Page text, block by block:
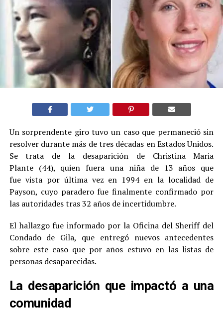
Un sorprendente giro tuvo un caso que permaneció sin
resolver durante más de tres décadas en Estados Unidos.
Se trata de la desaparición de Christina Maria
Plante (44), quien fuera una niña de 13 años que
fue vista por última vez en 1994 en la localidad de
Payson, cuyo paradero fue finalmente confirmado por
las autoridades tras 32 años de incertidumbre.
El hallazgo fue informado por la Oficina del Sheriff del
Condado de Gila, que entregó nuevos antecedentes
sobre este caso que por años estuvo en las listas de
personas desaparecidas.
La desaparición que impactó a una
comunidad